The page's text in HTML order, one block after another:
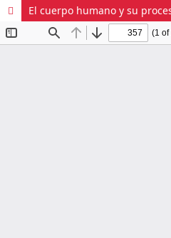
El cuerpo humano y su